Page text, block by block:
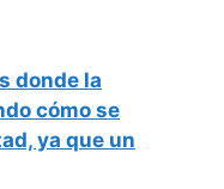
donde la
cómo se
ya que un